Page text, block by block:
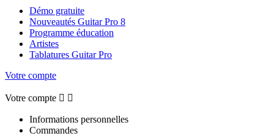
Démo gratuite
Nouveautés Guitar Pro 8
Programme éducation
Artistes
Tablatures Guitar Pro
Votre compte
Votre compte  
Informations personnelles
Commandes